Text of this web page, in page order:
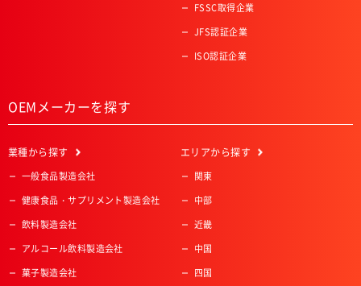
FSSC取得企業
JFS認証企業
ISO認証企業
OEMメーカーを探す
業種から探す
一般食品製造会社
健康食品・サプリメント製造会社
飲料製造会社
アルコール飲料製造会社
菓子製造会社
エリアから探す
関東
中部
近畿
中国
四国